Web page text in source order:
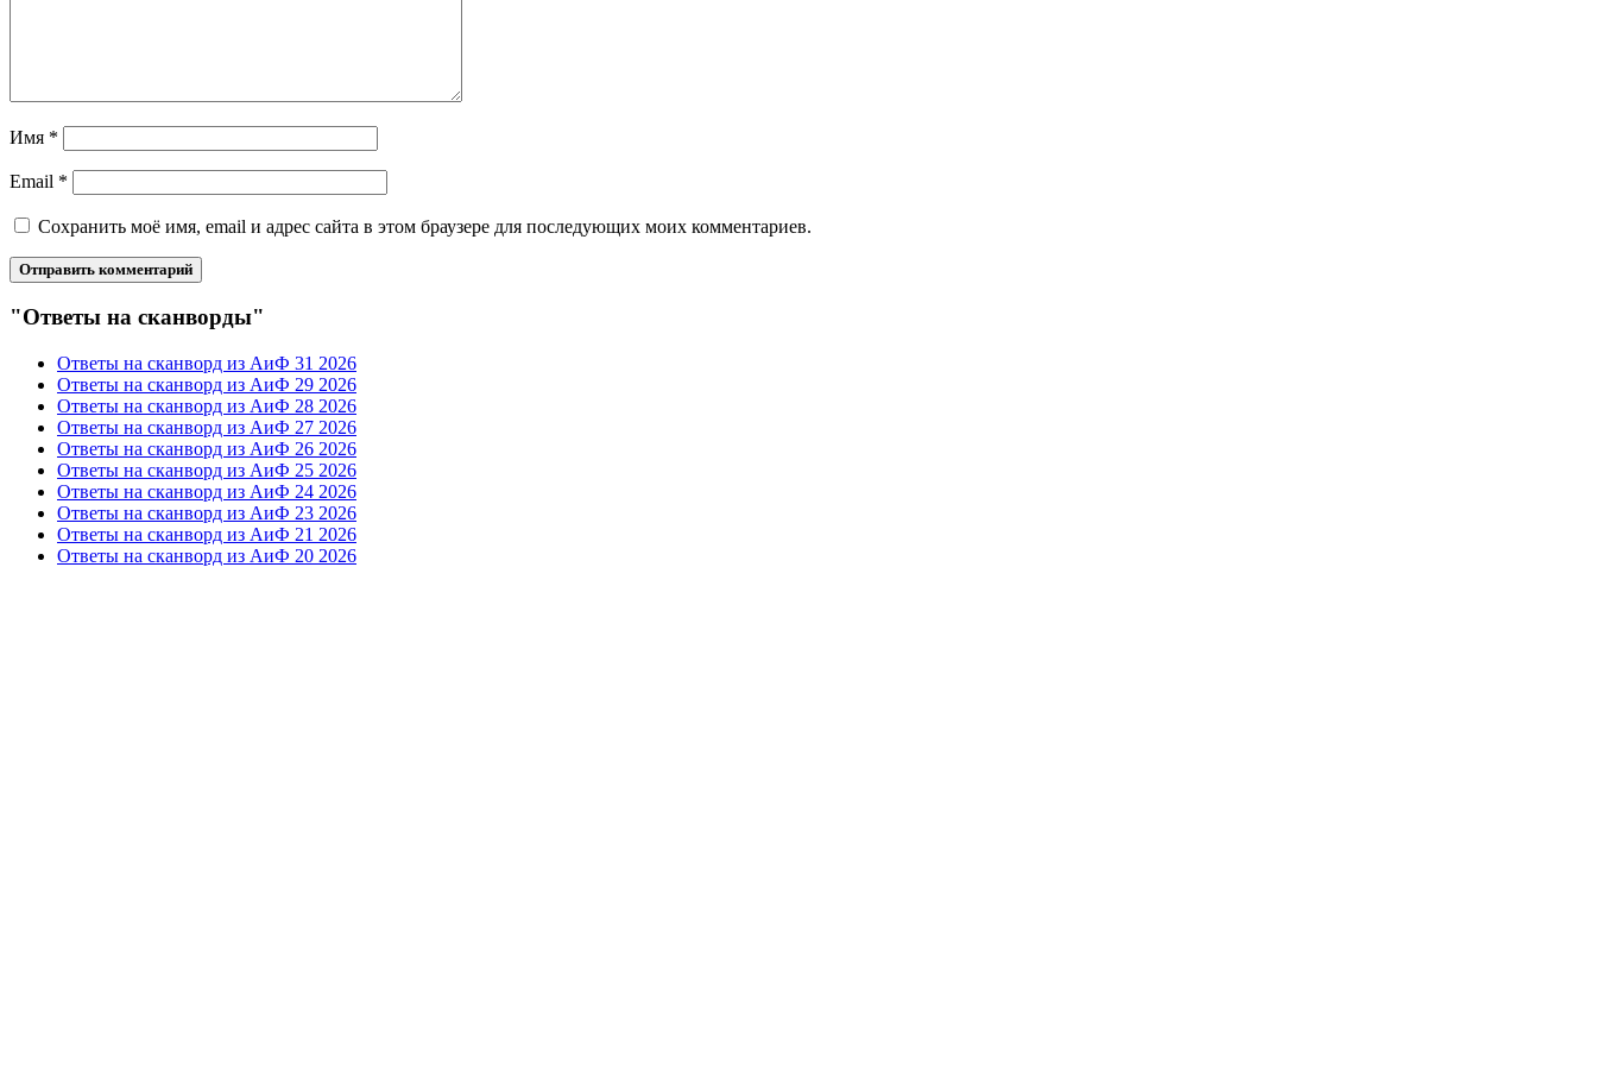
Имя *
Email *
Сохранить моё имя, email и адрес сайта в этом браузере для последующих моих комментариев.
"Ответы на сканворды"
Ответы на сканворд из АиФ 31 2026
Ответы на сканворд из АиФ 29 2026
Ответы на сканворд из АиФ 28 2026
Ответы на сканворд из АиФ 27 2026
Ответы на сканворд из АиФ 26 2026
Ответы на сканворд из АиФ 25 2026
Ответы на сканворд из АиФ 24 2026
Ответы на сканворд из АиФ 23 2026
Ответы на сканворд из АиФ 21 2026
Ответы на сканворд из АиФ 20 2026